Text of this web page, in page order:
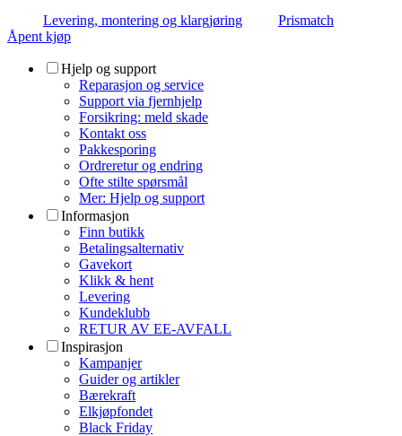
Levering, montering og klargjøring
Prismatch
Åpent kjøp
Hjelp og support
Reparasjon og service
Support via fjernhjelp
Forsikring: meld skade
Kontakt oss
Pakkesporing
Ordreretur og endring
Ofte stilte spørsmål
Mer: Hjelp og support
Informasjon
Finn butikk
Betalingsalternativ
Gavekort
Klikk & hent
Levering
Kundeklubb
RETUR AV EE-AVFALL
Inspirasjon
Kampanjer
Guider og artikler
Bærekraft
Elkjøpfondet
Black Friday